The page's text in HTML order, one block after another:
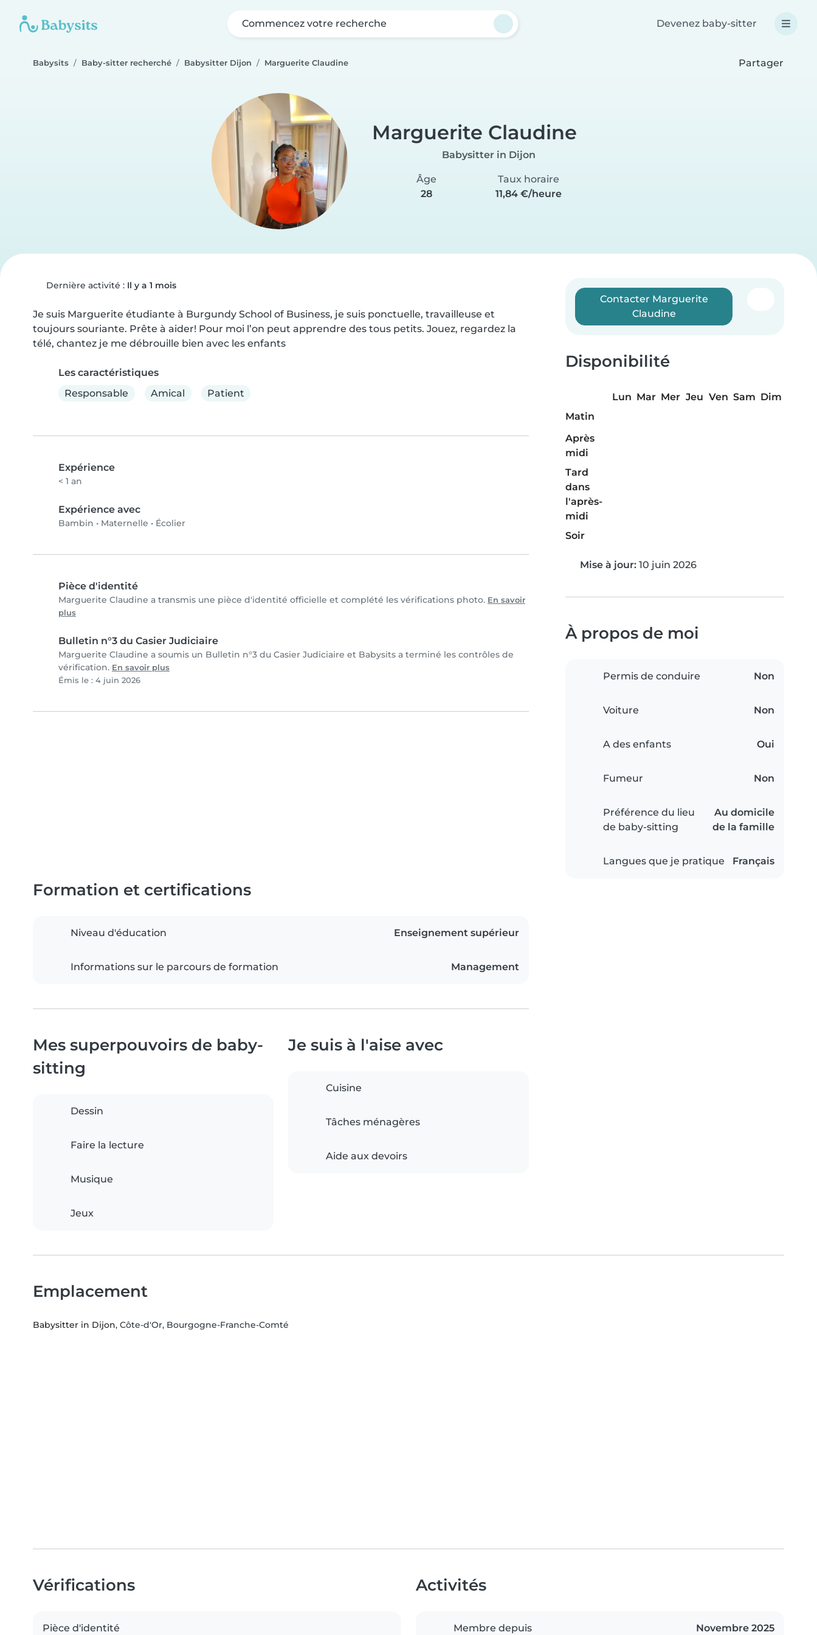
Commencez votre recherche Devenez baby-sitter
Babysits Baby-sitter recherché Babysitter Dijon Marguerite Claudine Partager
Marguerite Claudine
Babysitter in Dijon
Âge
28
Taux horaire
11,84 €/heure
Dernière activité : Il y a 1 mois
Je suis Marguerite étudiante à Burgundy School of Business, je suis ponctuelle, travailleuse et
toujours souriante. Prête à aider! Pour moi l’on peut apprendre des tous petits. Jouez, regardez la
télé, chantez je me débrouille bien avec les enfants
Les caractéristiques
Responsable
Amical Patient
Expérience
< 1 an
Expérience avec
Bambin • Maternelle • Écolier
Pièce d'identité
Marguerite Claudine a transmis une pièce d'identité officielle et complété les vérifications photo. En savoir
plus
Bulletin n°3 du Casier Judiciaire
Marguerite Claudine a soumis un Bulletin n°3 du Casier Judiciaire et Babysits a terminé les contrôles de
vérification. En savoir plus
Émis le : 4 juin 2026
Contacter Marguerite
Claudine
Disponibilité
Lun Mar Mer Jeu Ven Sam Dim
Matin
Après
midi
Tard
dans
l'après-
midi
Soir
Mise à jour: 10 juin 2026
À propos de moi
Permis de conduire Non
Voiture Non
A des enfants Oui
Fumeur Non
Préférence du lieu
de baby-sitting
Au domicile
de la famille
Langues que je pratique Français
Formation et certifications
Niveau d'éducation Enseignement supérieur
Informations sur le parcours de formation Management
Mes superpouvoirs de baby-
sitting
Dessin
Faire la lecture
Musique
Jeux
Je suis à l'aise avec
Cuisine
Tâches ménagères
Aide aux devoirs
Emplacement
Babysitter in Dijon, Côte-d'Or, Bourgogne-Franche-Comté
Vérifications
Pièce d'identité
Activités
Membre depuis Novembre 2025